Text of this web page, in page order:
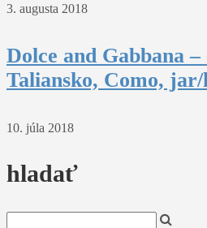
3. augusta 2018
Dolce and Gabbana
Taliansko, Como, jar/
10. júla 2018
hladať